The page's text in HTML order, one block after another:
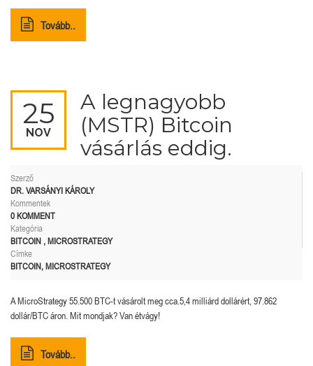
Tovább..
25
NOV
A legnagyobb
(MSTR) Bitcoin
vásárlás eddig.
Szerző
DR. VARSÁNYI KÁROLY
Kommentek
0 KOMMENT
Kategória
BITCOIN , MICROSTRATEGY
Címke
BITCOIN, MICROSTRATEGY
A MicroStrategy 55.500 BTC-t vásárolt meg cca.5,4 milliárd dollárért, 97.862
dollár/BTC áron. Mit mondjak? Van étvágy!
Tovább..